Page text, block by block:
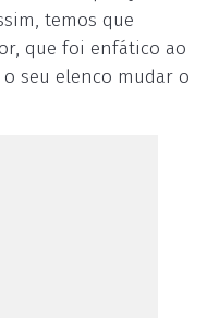
temos que
que foi enfático ao
seu elenco mudar o